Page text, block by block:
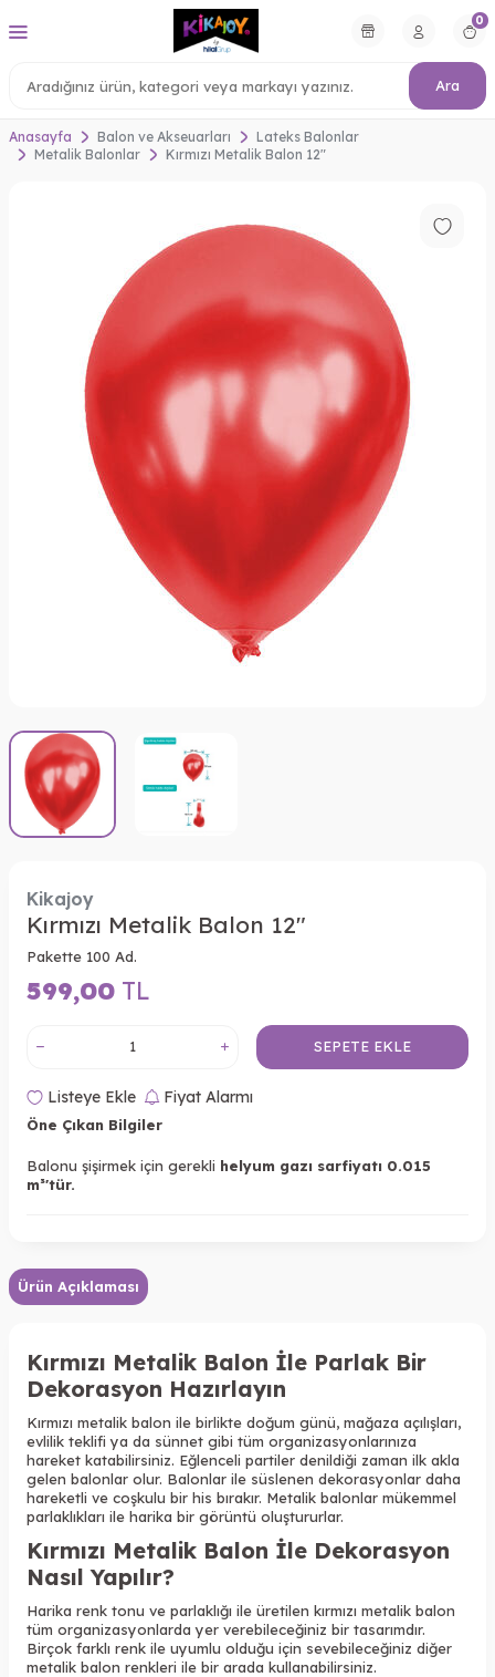
Ara
0
Anasayfa Balon ve Akseuarları
Lateks Balonlar
Metalik Balonlar
Kırmızı Metalik Balon 12"
Kikajoy
Kırmızı Metalik Balon 12"
Pakette 100 Ad.
599,00 TL
SEPETE EKLE
Listeye Ekle Fiyat Alarmı
Öne Çıkan Bilgiler
Balonu şişirmek için gerekli helyum gazı sarfiyatı 0.015
m³'tür.
Ürün Açıklaması
Kırmızı Metalik Balon İle Parlak Bir
Dekorasyon Hazırlayın
Kırmızı metalik balon ile birlikte doğum günü, mağaza açılışları,
evlilik teklifi ya da sünnet gibi tüm organizasyonlarınıza
hareket katabilirsiniz. Eğlenceli partiler denildiği zaman ilk akla
gelen balonlar olur. Balonlar ile süslenen dekorasyonlar daha
hareketli ve coşkulu bir his bırakır. Metalik balonlar mükemmel
parlaklıkları ile harika bir görüntü oluştururlar.
Kırmızı Metalik Balon İle Dekorasyon
Nasıl Yapılır?
Harika renk tonu ve parlaklığı ile üretilen kırmızı metalik balon
tüm organizasyonlarda yer verebileceğiniz bir tasarımdır.
Birçok farklı renk ile uyumlu olduğu için sevebileceğiniz diğer
metalik balon renkleri ile bir arada kullanabilirsiniz.